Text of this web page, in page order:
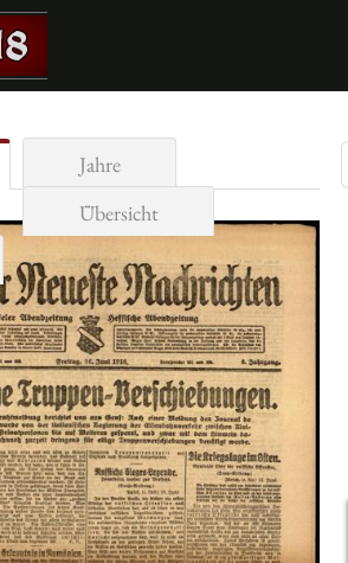
Jahre
Übersicht